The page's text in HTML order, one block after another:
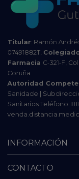
Titular: Ramón
07491882T,
Farmacia C-321-F,
Coruña
Autoridad
Sanidade |
Sanitarios Teléfono:
INFORMACIÓN
CONTACTO